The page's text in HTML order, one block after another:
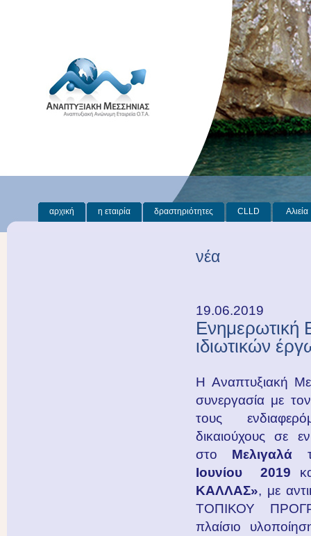
αρχική η εταιρία δραστηριότητες CLLD Αλιεία
νέα
19.06.2019
Ενημερωτική
ιδιωτικών
Η Αναπτυξιακή
συνεργασία με
τους
δικαιούχους σε
στo Μελιγαλά
Ιουνίου 2019
ΚΑΛΛΑΣ», με
ΤΟΠΙΚΟΥ
πλαίσιο